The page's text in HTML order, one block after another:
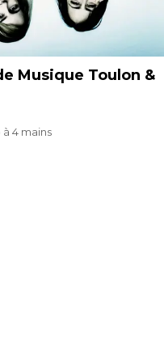
Musique Toulon &
4 mains